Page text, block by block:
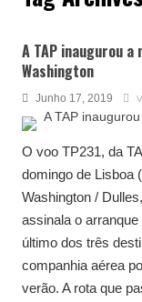
A TAP inaugurou
Washington
Junho 17, 2019
O voo TP231, da
domingo de Lisboa
Washington /
assinala o
último dos três
companhia aérea
verão. A rota que